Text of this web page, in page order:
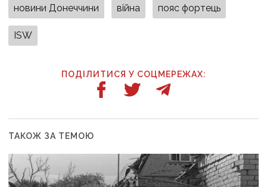
новини Донеччини війна пояс фортець
ISW
ПОДІЛИТИСЯ У СОЦМЕРЕЖАХ:
ТАКОЖ ЗА ТЕМОЮ